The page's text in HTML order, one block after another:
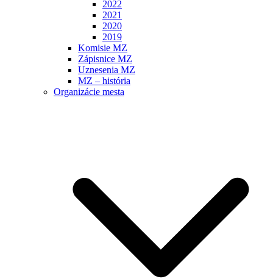
2022
2021
2020
2019
Komisie MZ
Zápisnice MZ
Uznesenia MZ
MZ – história
Organizácie mesta